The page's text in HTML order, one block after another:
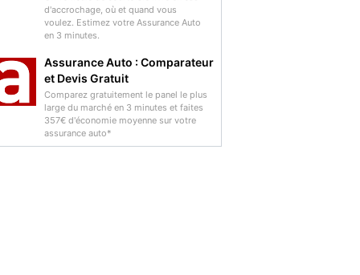
d'accrochage, où et quand vous
voulez. Estimez votre Assurance Auto
en 3 minutes.
Assurance Auto : Comparateur
et Devis Gratuit
Comparez gratuitement le panel le plus
large du marché en 3 minutes et faites
357€ d'économie moyenne sur votre
assurance auto*